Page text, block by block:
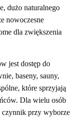
dużo naturalnego
nowoczesne
dla zwiększenia
jest dostęp do
baseny, sauny,
które sprzyjają
Dla wielu osób
czynnik przy wyborze